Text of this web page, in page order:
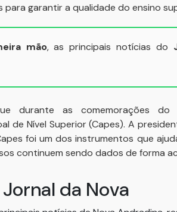
garantir a qualidade do ensino
mão, as principais notícias do
durante as comemorações do
de Nível Superior (Capes). A
foi um dos instrumentos que
continuem sendo dados de forma
da Nova